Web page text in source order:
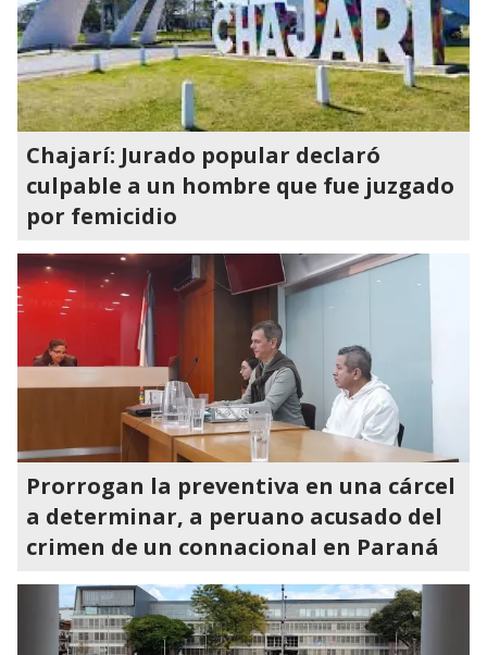
Chajarí: Jurado popular declaró
culpable a un hombre que fue juzgado
por femicidio
Prorrogan la preventiva en una cárcel
a determinar, a peruano acusado del
crimen de un connacional en Paraná